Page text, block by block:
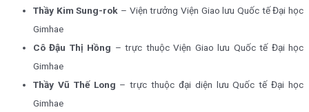
Thầy Kim Sung-rok – Viện trưởng Viện Giao lưu Quốc tế Đại học
Gimhae
Cô Đậu Thị Hồng – trực thuộc Viện Giao lưu Quốc tế Đại học
Gimhae
Thầy Vũ Thế Long – trực thuộc đại diện lưu Quốc tế Đại học
Gimhae